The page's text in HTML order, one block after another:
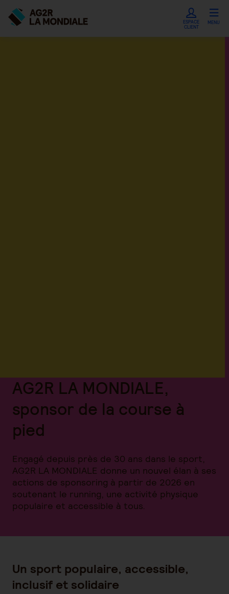
ESPACE
CLIENT
MENU
AG2R LA MONDIALE,
sponsor de la course à
pied
Engagé depuis près de 30 ans dans le sport,
AG2R LA MONDIALE donne un nouvel élan à ses
actions de sponsoring à partir de 2026 en
soutenant le running, une activité physique
populaire et accessible à tous.
Un sport populaire, accessible,
inclusif et solidaire